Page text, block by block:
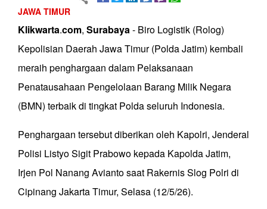
JAWA TIMUR
Klikwarta.com, Surabaya- Biro Logistik (Rolog)
Kepolisian Daerah Jawa Timur (Polda Jatim) kembali
meraih penghargaan dalam Pelaksanaan
Penatausahaan Pengelolaan Barang Milik Negara
(BMN) terbaik di tingkat Polda seluruh Indonesia.
Penghargaan tersebut diberikan oleh Kapolri, Jenderal
Polisi Listyo Sigit Prabowo kepada Kapolda Jatim,
Irjen Pol Nanang Avianto saat Rakernis Slog Polri di
Cipinang Jakarta Timur, Selasa (12/5/26).